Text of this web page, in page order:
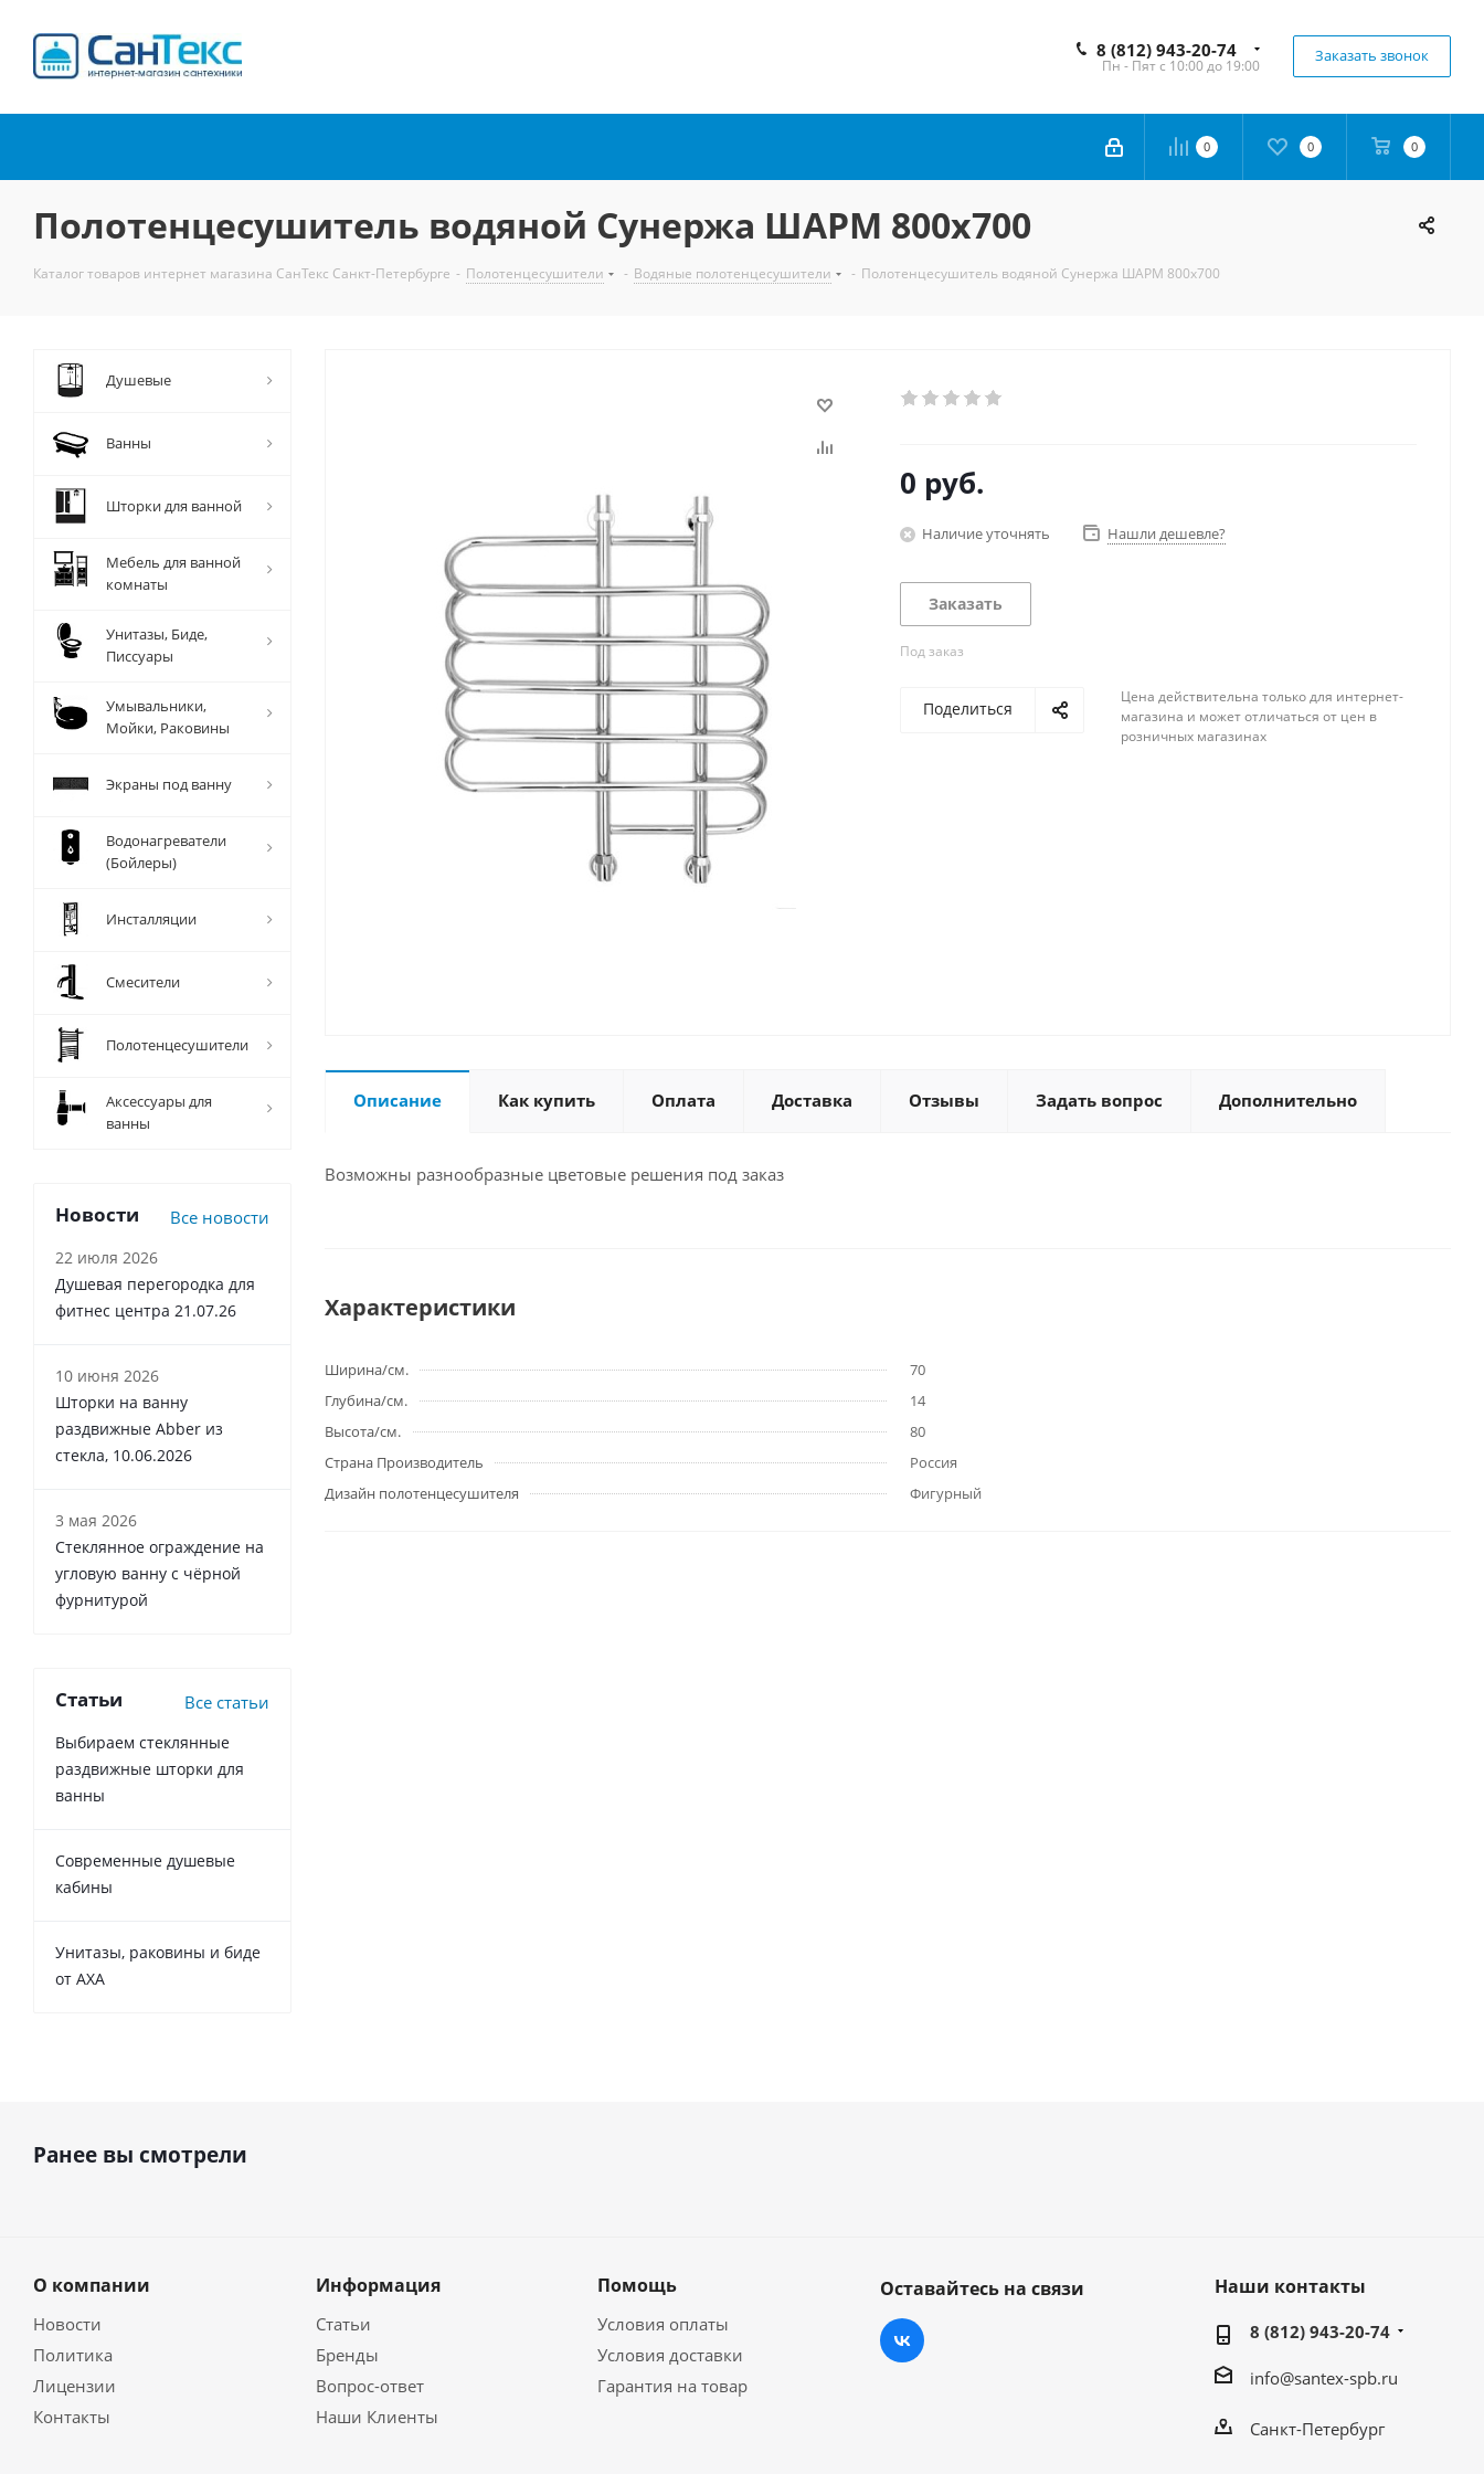
8 (812) 943-20-74
Пн - Пят с 10:00 до 19:00
Заказать звонок
0 0 0
Полотенцесушитель водяной Сунержа ШАРМ 800х700
Каталог товаров интернет магазина СанТекс Санкт-Петербурге - Полотенцесушители - Водяные полотенцесушители - Полотенцесушитель водяной Сунержа ШАРМ 800х700
0 руб.
Наличие уточнять Нашли дешевле?
Заказать
Под заказ
Поделиться
Цена действительна только для интернет-
магазина и может отличаться от цен в
розничных магазинах
Описание Как купить Оплата Доставка Отзывы Задать вопрос Дополнительно
Возможны разнообразные цветовые решения под заказ
Характеристики
Ширина/см.
70
Глубина/см.
14
Высота/см.
80
Страна Производитель
Россия
Дизайн полотенцесушителя
Фигурный
Душевые
Ванны
Шторки для ванной
Мебель для ванной
комнаты
Унитазы, Биде,
Писсуары
Умывальники,
Мойки, Раковины
Экраны под ванну
Водонагреватели
(Бойлеры)
Инсталляции
Смесители
Полотенцесушители
Аксессуары для
ванны
Новости Все новости
22 июля 2026
Душевая перегородка для
фитнес центра 21.07.26
10 июня 2026
Шторки на ванну
раздвижные Abber из
стекла, 10.06.2026
3 мая 2026
Стеклянное ограждение на
угловую ванну с чёрной
фурнитурой
Статьи Все статьи
Выбираем стеклянные
раздвижные шторки для
ванны
Современные душевые
кабины
Унитазы, раковины и биде
от AXA
Ранее вы смотрели
О компании
Новости
Политика
Лицензии
Контакты
Информация
Статьи
Бренды
Вопрос-ответ
Наши Клиенты
Помощь
Условия оплаты
Условия доставки
Гарантия на товар
Оставайтесь на связи Наши контакты
8 (812) 943-20-74
info@santex-spb.ru
Санкт-Петербург